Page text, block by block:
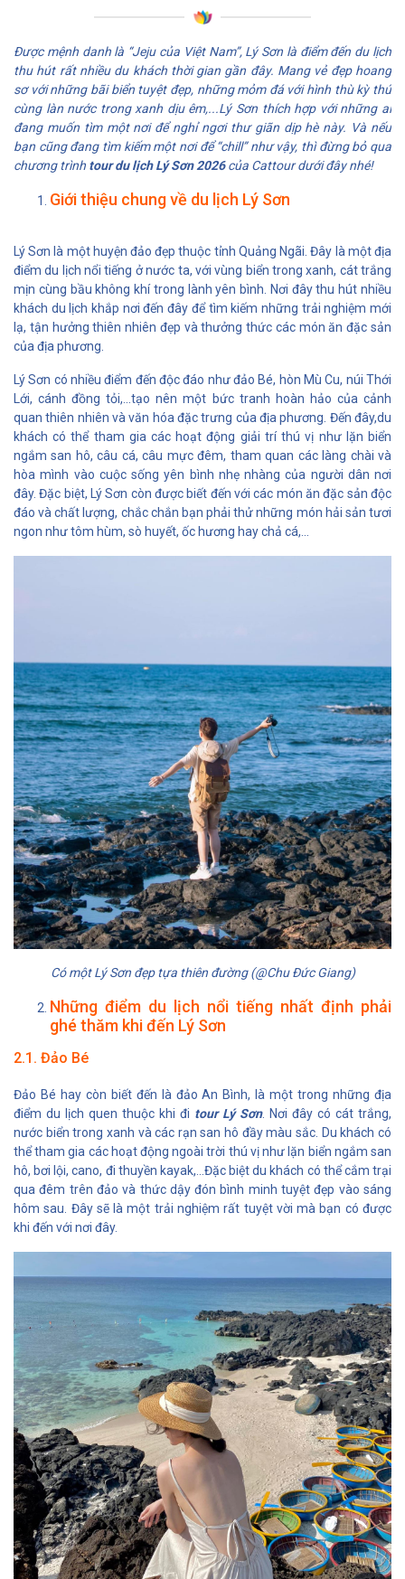
Được mệnh danh là “Jeju của Việt Nam”, Lý Sơn là điểm đến du lịch
thu hút rất nhiều du khách thời gian gần đây. Mang vẻ đẹp hoang
sơ với những bãi biển tuyệt đẹp, những mỏm đá với hình thù kỳ thú
cùng làn nước trong xanh dịu êm,...Lý Sơn thích hợp với những ai
đang muốn tìm một nơi để nghỉ ngơi thư giãn dịp hè này. Và nếu
bạn cũng đang tìm kiếm một nơi để “chill” như vậy, thì đừng bỏ qua
chương trình tour du lịch Lý Sơn 2026của Cattour dưới đây nhé!
Giới thiệu chung về du lịch Lý Sơn
Lý Sơn là một huyện đảo đẹp thuộc tỉnh Quảng Ngãi. Đây là một địa
điểm du lịch nổi tiếng ở nước ta, với vùng biển trong xanh, cát trắng
mịn cùng bầu không khí trong lành yên bình. Nơi đây thu hút nhiều
khách du lịch khắp nơi đến đây để tìm kiếm những trải nghiệm mới
lạ, tận hưởng thiên nhiên đẹp và thưởng thức các món ăn đặc sản
của địa phương.
Lý Sơn có nhiều điểm đến độc đáo như đảo Bé, hòn Mù Cu, núi Thới
Lới, cánh đồng tỏi,...tạo nên một bức tranh hoàn hảo của cảnh
quan thiên nhiên và văn hóa đặc trưng của địa phương. Đến đây,du
khách có thể tham gia các hoạt động giải trí thú vị như lặn biển
ngắm san hô, câu cá, câu mực đêm, tham quan các làng chài và
hòa mình vào cuộc sống yên bình nhẹ nhàng của người dân nơi
đây. Đặc biệt, Lý Sơn còn được biết đến với các món ăn đặc sản độc
đáo và chất lượng, chắc chắn bạn phải thử những món hải sản tươi
ngon như tôm hùm, sò huyết, ốc hương hay chả cá,...
Có một Lý Sơn đẹp tựa thiên đường (@Chu Đức Giang)
Những điểm du lịch nổi tiếng nhất định phải
ghé thăm khi đến Lý Sơn
2.1. Đảo Bé
Đảo Bé hay còn biết đến là đảo An Bình, là một trong những địa
điểm du lịch quen thuộc khi đi tour Lý Sơn. Nơi đây có cát trắng,
nước biển trong xanh và các rạn san hô đầy màu sắc. Du khách có
thể tham gia các hoạt động ngoài trời thú vị như lặn biển ngắm san
hô, bơi lội, cano, đi thuyền kayak,...Đặc biệt du khách có thể cắm trại
qua đêm trên đảo và thức dậy đón bình minh tuyệt đẹp vào sáng
hôm sau. Đây sẽ là một trải nghiệm rất tuyệt vời mà bạn có được
khi đến với nơi đây.